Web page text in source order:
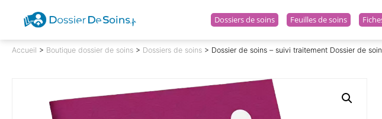
Dossiers de soins Feuilles de soins
Accueil > Boutique dossier de soins > Dossiers de soins > Dossier de soins – suivi traitement Dossier de